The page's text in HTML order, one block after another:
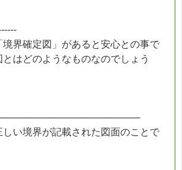
境界確定図」があると安心との事で
はどのようなものなのでしょう
い境界が記載された図面のことで